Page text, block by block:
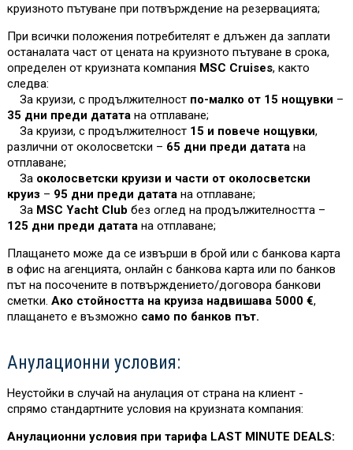
круизното пътуване при потвърждение на резервацията;
При всички положения потребителят е длъжен да заплати
останалата част от цената на круизното пътуване в срока,
определен от круизната компания MSC Cruises, както
следва:
За круизи, с продължителност по-малко от 15 нощувки –
35 дни преди датата на отплаване;
За круизи, с продължителност15 и повече нощувки,
различни от околосветски – 65 дни преди датата на
отплаване;
За околосветски круизи и части от околосветски
круиз – 95 дни преди датата на отплаване;
За MSC Yacht Club без оглед на продължителността –
125 дни преди датата на отплаване;
Плащането може да се извърши в брой или с банкова карта
в офис на агенцията, онлайн с банкова карта или по банков
път на посочените в потвърждението/договора банкови
сметки. Ако стойността на круиза надвишава 5000 €,
плащането е възможно само по банков път.
Анулационни условия:
Неустойки в случай на анулация от страна на клиент -
спрямо стандартните условия на круизната компания:
Анулационни условия при тарифа LAST MINUTE DEALS: